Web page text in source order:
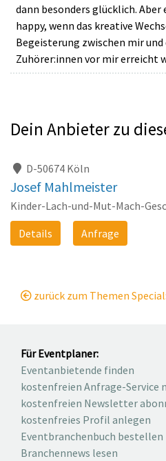
dann besonders glücklich.
happy, wenn das kreative
Begeisterung zwischen mir
Zuhörer:innen vor mir erreicht
Dein Anbieter zu
D-50674 Köln
Josef Mahlmeister
Kinder-Lach-und-Mut-Mach-
Details
Anfrage
zurück zum Themen
Für Eventplaner:
Eventanbietende finden
kostenfreien Anfrage-Service
kostenfreien Newsletter
kostenfreies Profil anlegen
Eventbranchenbuch bestellen
Branchennews lesen